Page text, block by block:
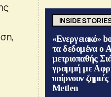
INSIDE
«Ενεργειακό»
τα δεδομένα
μετριοπαθής
γραμμή με
παίρνουν
Metlen